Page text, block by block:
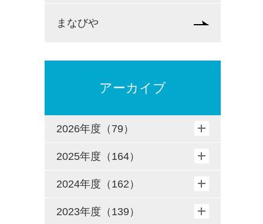
まなびや
アーカイブ
2026年度（79）
2025年度（164）
2024年度（162）
2023年度（139）